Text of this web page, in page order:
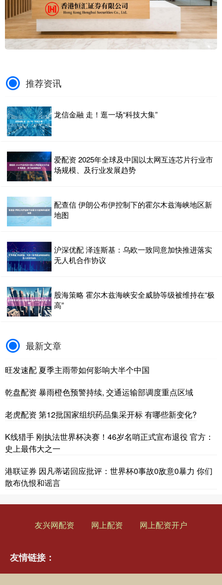
推荐资讯
龙信金融 走！逛一场“科技大集”
爱配资 2025年全球及中国以太网互连芯片行业市
场规模、及行业发展趋势
配查信 伊朗公布伊控制下的霍尔木兹海峡地区新
地图
沪深优配 泽连斯基：乌欧一致同意加快推进落实
无人机合作协议
股海策略 霍尔木兹海峡安全威胁等级被维持在“极
高”
最新文章
旺发速配 夏季主雨带如何影响大半个中国
乾盘配资 暴雨橙色预警持续, 交通运输部调度重点区域
老虎配资 第12批国家组织药品集采开标 有哪些新变化?
K线猎手 刚执法世界杯决赛！46岁名哨正式宣布退役 官方：
史上最伟大之一
港联证券 因凡蒂诺回应批评：世界杯0事故0敌意0暴力 你们
散布仇恨和谣言
友兴网配资 网上配资 网上配资开户
友情链接：